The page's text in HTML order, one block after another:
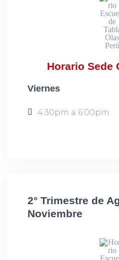
Horario Sede
Viernes
4:30pm a 6:00pm
2° Trimestre de
Noviembre